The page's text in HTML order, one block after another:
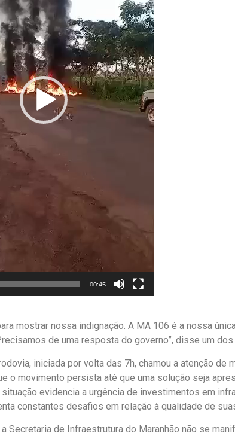
00:45
mostrar nossa indignação. A MA 106 é a nossa
de uma resposta do governo”, disse um
iniciada por volta das 7h, chamou a atenção de
o movimento persista até que uma solução seja
evidencia a urgência de investimentos em
constantes desafios em relação à qualidade de
Secretaria de Infraestrutura do Maranhão não se